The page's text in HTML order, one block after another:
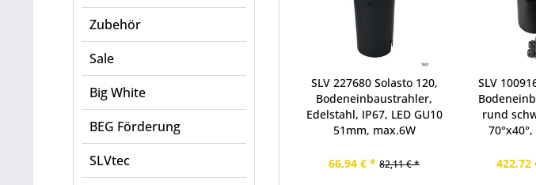
Zubehör
Sale
Big White
BEG Förderung
SLVtec
SLV 227680 Solasto 120,
Bodeneinbaustrahler,
Edelstahl, IP67, LED GU10
51mm, max.6W
66,94 € * 82,11 € *
SLV
rund
422,72